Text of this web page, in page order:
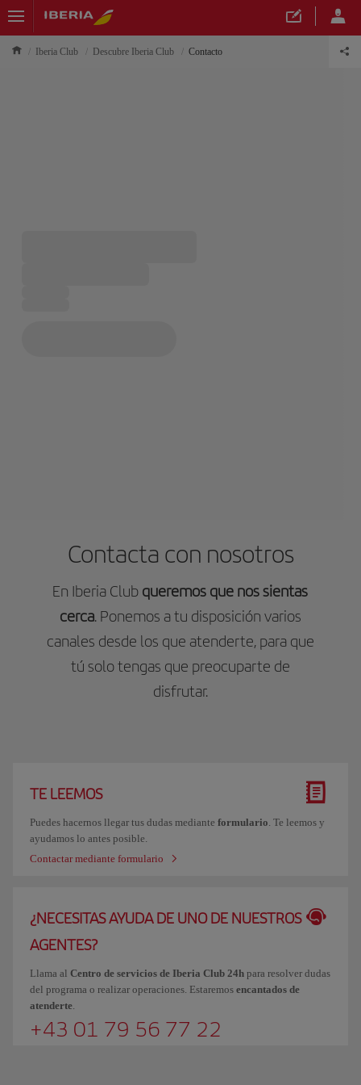
Iberia Club Descubre Iberia Club Contacto
Contacta con nosotros
En Iberia Club queremos que nos sientas
cerca. Ponemos a tu disposición varios
canales desde los que atenderte, para que
tú solo tengas que preocuparte de
disfrutar.
TE LEEMOS
Puedes hacernos llegar tus dudas mediante formulario. Te leemos y
ayudamos lo antes posible.
Contactar mediante formulario
¿NECESITAS AYUDA DE UNO DE NUESTROS
AGENTES?
Llama al Centro de servicios de Iberia Club 24h para resolver dudas
del programa o realizar operaciones. Estaremos encantados de
atenderte.
+43 01 79 56 77 22